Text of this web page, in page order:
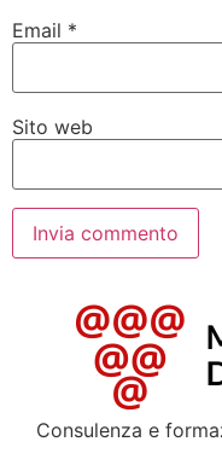
Email *
Sito web
Consulenza e